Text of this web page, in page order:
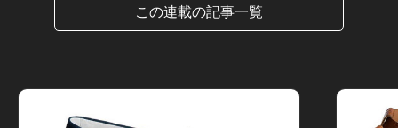
この連載の記事一覧